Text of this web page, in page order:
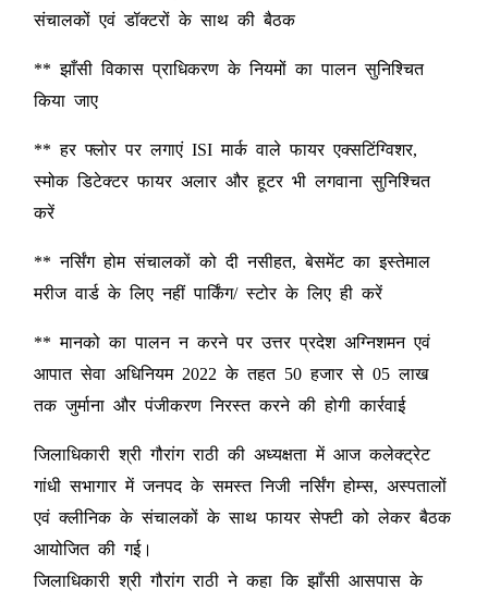
संचालकों एवं डॉक्टरों के साथ की बैठक
** झाँसी विकास प्राधिकरण के नियमों का पालन सुनिश्चित
किया जाए
** हर फ्लोर पर लगाएं ISI मार्क वाले फायर एक्सटिंग्विशर,
स्मोक डिटेक्टर फायर अलार और हूटर भी लगवाना सुनिश्चित
करें
** नर्सिंग होम संचालकों को दी नसीहत, बेसमेंट का इस्तेमाल
मरीज वार्ड के लिए नहीं पार्किंग/ स्टोर के लिए ही करें
** मानको का पालन न करने पर उत्तर प्रदेश अग्निशमन एवं
आपात सेवा अधिनियम 2022 के तहत 50 हजार से 05 लाख
तक जुर्माना और पंजीकरण निरस्त करने की होगी कार्रवाई
जिलाधिकारी श्री गौरांग राठी की अध्यक्षता में आज कलेक्ट्रेट
गांधी सभागार में जनपद के समस्त निजी नर्सिंग होम्स, अस्पतालों
एवं क्लीनिक के संचालकों के साथ फायर सेफ्टी को लेकर बैठक
आयोजित की गई।
जिलाधिकारी श्री गौरांग राठी ने कहा कि झाँसी आसपास के